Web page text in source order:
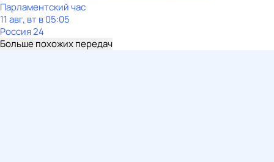
Парламентский час
11 авг, вт в 05:05
Россия 24
Больше похожих передач